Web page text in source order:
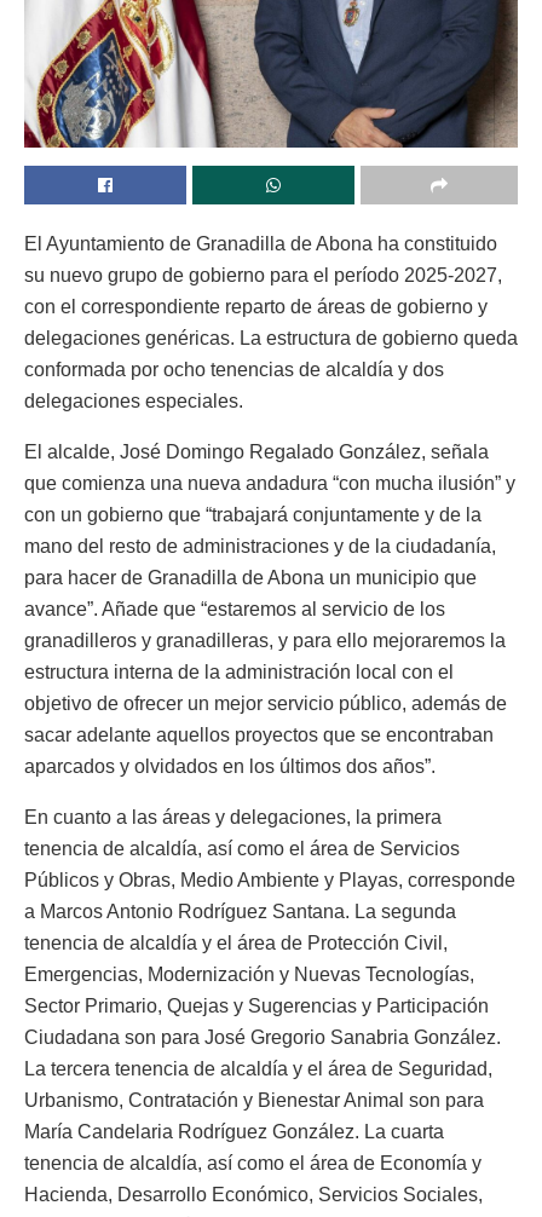
El Ayuntamiento de Granadilla de Abona ha constituido
su nuevo grupo de gobierno para el período 2025-2027,
con el correspondiente reparto de áreas de gobierno y
delegaciones genéricas. La estructura de gobierno queda
conformada por ocho tenencias de alcaldía y dos
delegaciones especiales.
El alcalde, José Domingo Regalado González, señala
que comienza una nueva andadura “con mucha ilusión” y
con un gobierno que “trabajará conjuntamente y de la
mano del resto de administraciones y de la ciudadanía,
para hacer de Granadilla de Abona un municipio que
avance”. Añade que “estaremos al servicio de los
granadilleros y granadilleras, y para ello mejoraremos la
estructura interna de la administración local con el
objetivo de ofrecer un mejor servicio público, además de
sacar adelante aquellos proyectos que se encontraban
aparcados y olvidados en los últimos dos años”.
En cuanto a las áreas y delegaciones, la primera
tenencia de alcaldía, así como el área de Servicios
Públicos y Obras, Medio Ambiente y Playas, corresponde
a Marcos Antonio Rodríguez Santana. La segunda
tenencia de alcaldía y el área de Protección Civil,
Emergencias, Modernización y Nuevas Tecnologías,
Sector Primario, Quejas y Sugerencias y Participación
Ciudadana son para José Gregorio Sanabria González.
La tercera tenencia de alcaldía y el área de Seguridad,
Urbanismo, Contratación y Bienestar Animal son para
María Candelaria Rodríguez González. La cuarta
tenencia de alcaldía, así como el área de Economía y
Hacienda, Desarrollo Económico, Servicios Sociales,